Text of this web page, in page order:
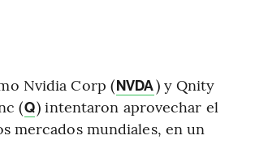
Nvidia Corp (NVDA) y Qnity
(Q) intentaron aprovechar el
mercados mundiales, en un